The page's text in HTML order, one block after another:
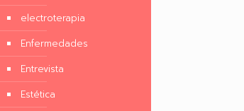
electroterapia
Enfermedades
Entrevista
Estética